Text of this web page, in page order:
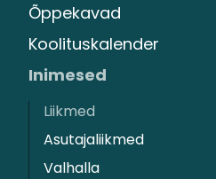
Õppekavad
Koolituskalender
Inimesed
Liikmed
Asutajaliikmed
Valhalla